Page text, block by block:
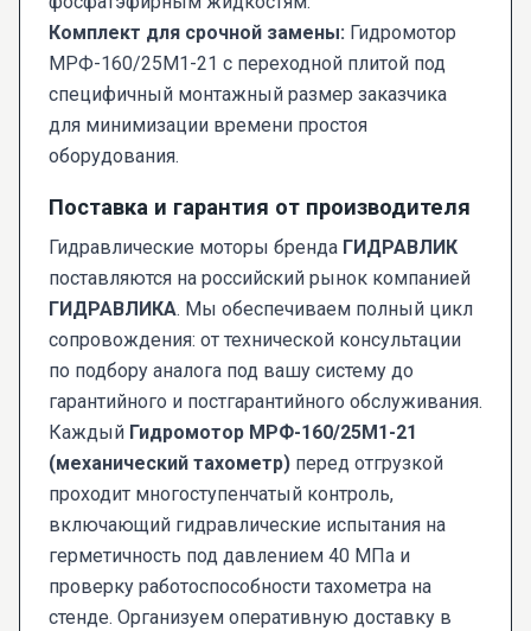
Комплект для срочной замены: Гидромотор
МРФ-160/25М1-21 с переходной плитой под
специфичный монтажный размер заказчика
для минимизации времени простоя
оборудования.
Поставка и гарантия от производителя
Гидравлические моторы бренда ГИДРАВЛИК
поставляются на российский рынок компанией
ГИДРАВЛИКА. Мы обеспечиваем полный цикл
сопровождения: от технической консультации
по подбору аналога под вашу систему до
гарантийного и постгарантийного обслуживания.
Каждый Гидромотор МРФ-160/25М1-21
(механический тахометр) перед отгрузкой
проходит многоступенчатый контроль,
включающий гидравлические испытания на
герметичность под давлением 40 МПа и
проверку работоспособности тахометра на
стенде. Организуем оперативную доставку в